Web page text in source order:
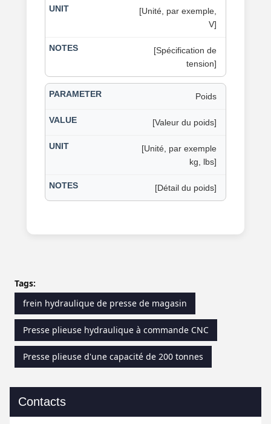
[Unité, par exemple,
V]
[Spécification de
tension]
Poids
[Valeur du poids]
[Unité, par exemple
kg, lbs]
[Détail du poids]
Tags:
frein hydraulique de presse de magasin
Presse plieuse hydraulique à commande CNC
Presse plieuse d'une capacité de 200 tonnes
Contacts